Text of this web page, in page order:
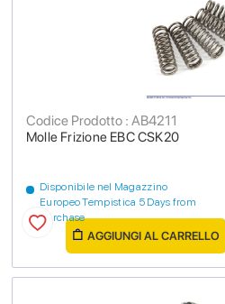
Molle Frizione EBC CSK20
Codice Prodotto : AB4211
Disponibile nel Magazzino
Europeo Tempistica 5 Days from
purchase
AGGIUNGI AL CARRELLO